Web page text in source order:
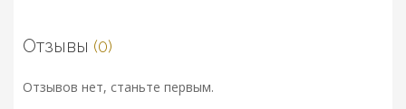
Отзывы (0)
Отзывов нет, станьте первым.